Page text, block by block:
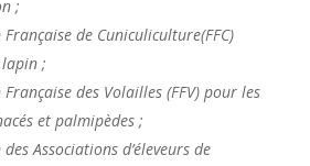
;
de Cuniculiculture(FFC)
lapin ;
des Volailles (FFV) pour les
et palmipèdes ;
Associations d’éleveurs de